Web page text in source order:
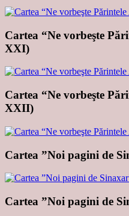
Cartea “Ne vorbeşte
XXI)
Cartea “Ne vorbeşte
XXII)
Cartea ”Noi pagini de
Cartea ”Noi pagini de